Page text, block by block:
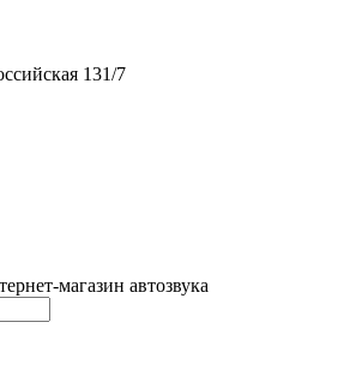
131/7
магазин автозвука